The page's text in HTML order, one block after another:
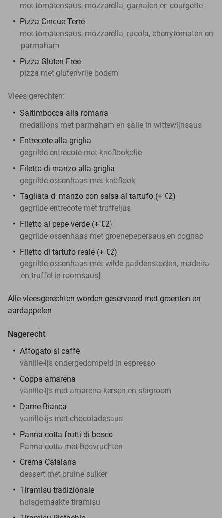
met tomatensaus, mozzarella, garnalen en courgette
Pizza Cinque Terre
met tomatensaus, mozzarella, rucola, cherrytomaten en
parmaham
Pizza Gluten Free
pizza met glutenvrije bodem
Vlees gerechten:
Saltimbocca alla romana
medaillons met parmaham en salie in wittewijnsaus
Entrecote alla griglia
gegrilde entrecote met knoflookolie
Filetto di manzo alla griglia
gegrilde ossenhaas met knoflook
Tagliata di manzo con salsa al tartufo (+ €2)
gegrilde entrecote met truffeljus
Filetto al pepe verde (+ €2)
gegrilde ossenhaas met groenepepersaus en cognac
Filetto di tartufo reale (+ €2)
gegrilde ossenhaas met wilde paddenstoelen, madeira
en truffel in roomsaus]
Alle vleesgerechten worden geserveerd met groenten en
aardappelen
Nagerecht
Affogato al caffè
vanille-ijs ondergedompeld in espresso
Coppa amarena
vanille-ijs met amarena-kersen en slagroom
Dame Bianca
vanille-ijs met chocoladesaus
Panna cotta frutti di bosco
Panna cotta met bosvruchten
Crema Catalana
dessert met bruine suiker
Tiramisu tradizionale
huisgemaakte tiramisu